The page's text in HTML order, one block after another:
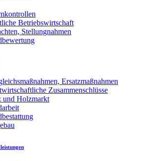
Betriebswirtschaft
Stellungnahmen
Ersatzmaßnahmen
Zusammenschlüsse
und Holzmarkt